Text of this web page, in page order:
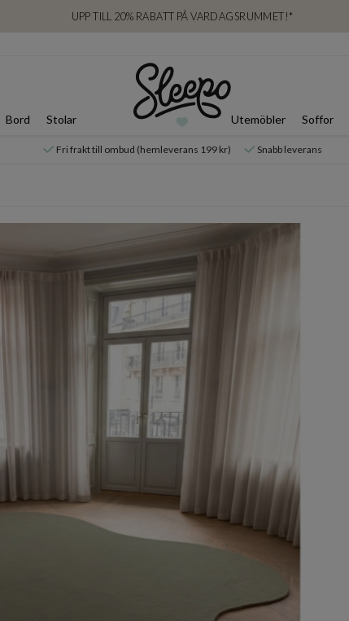
UPP TILL 20% RABATT PÅ VARDAGSRUMMET!*
Bord Stolar Utemöbler Soffor
Fri frakt till ombud (hemleverans 199 kr) Snabb leverans